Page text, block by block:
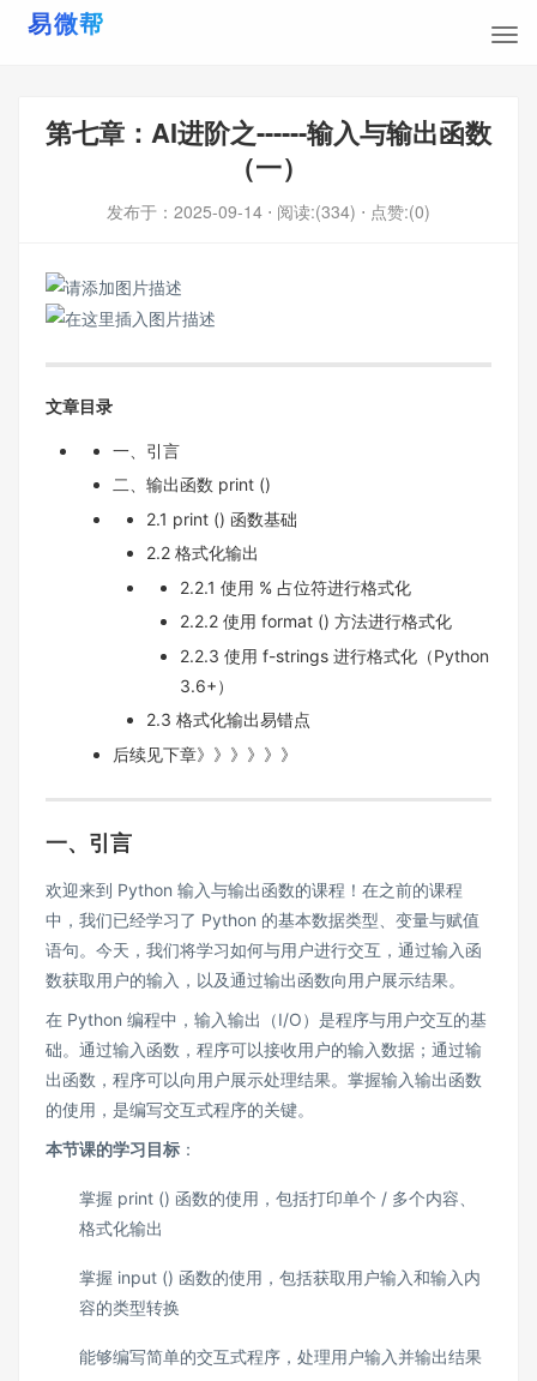
第七章：AI进阶之------输入与输出函数
（一）
发布于： 2025-09-14 ⋅ 阅读:(334) ⋅ 点赞:(0)
文章目录
一、引言
二、输出函数 print ()
2.1 print () 函数基础
2.2 格式化输出
2.2.1 使用 % 占位符进行格式化
2.2.2 使用 format () 方法进行格式化
2.2.3 使用 f-strings 进行格式化（Python
3.6+）
2.3 格式化输出易错点
后续见下章》》》》》》
一、引言
欢迎来到 Python 输入与输出函数的课程！在之前的课程
中，我们已经学习了 Python 的基本数据类型、变量与赋值
语句。今天，我们将学习如何与用户进行交互，通过输入函
数获取用户的输入，以及通过输出函数向用户展示结果。
在 Python 编程中，输入输出（I/O）是程序与用户交互的基
础。通过输入函数，程序可以接收用户的输入数据；通过输
出函数，程序可以向用户展示处理结果。掌握输入输出函数
的使用，是编写交互式程序的关键。
本节课的学习目标 ：
掌握 print () 函数的使用，包括打印单个 / 多个内容、
格式化输出
掌握 input () 函数的使用，包括获取用户输入和输入内
容的类型转换
能够编写简单的交互式程序，处理用户输入并输出结果